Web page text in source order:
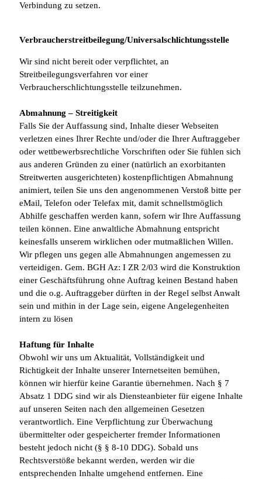
Verbindung zu setzen.
Verbraucher­streit­beilegung/Universal­schlichtungs­stelle
Wir sind nicht bereit oder verpflichtet, an
Streitbeilegungsverfahren vor einer
Verbraucherschlichtungsstelle teilzunehmen.
Abmahnung – Streitigkeit
Falls Sie der Auffassung sind, Inhalte dieser Webseiten
verletzen eines Ihrer Rechte und/oder die Ihrer Auftraggeber
oder wettbewerbsrechtliche Vorschriften oder Sie fühlen sich
aus anderen Gründen zu einer (natürlich an exorbitanten
Streitwerten ausgerichteten) kostenpflichtigen Abmahnung
animiert, teilen Sie uns den angenommenen Verstoß bitte per
eMail, Telefon oder Telefax mit, damit schnellstmöglich
Abhilfe geschaffen werden kann, sofern wir Ihre Auffassung
teilen können. Eine anwaltliche Abmahnung entspricht
keinesfalls unserem wirklichen oder mutmaßlichen Willen.
Wir pflegen uns gegen alle Abmahnungen angemessen zu
verteidigen. Gem. BGH Az: I ZR 2/03 wird die Konstruktion
einer Geschäftsführung ohne Auftrag keinen Bestand haben
und die o.g. Auftraggeber dürften in der Regel selbst Anwalt
sein und mithin in der Lage sein, eigene Angelegenheiten
intern zu lösen
Haftung für Inhalte
Obwohl wir uns um Aktualität, Vollständigkeit und
Richtigkeit der Inhalte unserer Internetseiten bemühen,
können wir hierfür keine Garantie übernehmen. Nach § 7
Absatz 1 DDG sind wir als Diensteanbieter für eigene Inhalte
auf unseren Seiten nach den allgemeinen Gesetzen
verantwortlich. Eine Verpflichtung zur Überwachung
übermittelter oder gespeicherter fremder Informationen
besteht jedoch nicht (§ § 8-10 DDG). Sobald uns
Rechtsverstöße bekannt werden, werden wir die
entsprechenden Inhalte umgehend entfernen. Eine